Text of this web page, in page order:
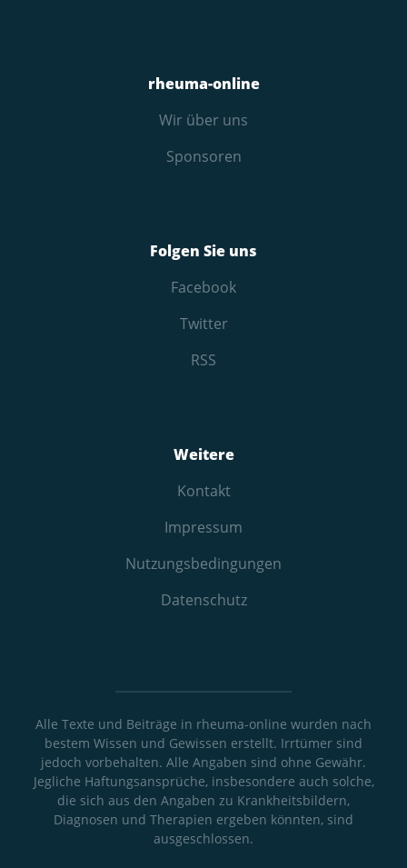
rheuma-online
Wir über uns
Sponsoren
Folgen Sie uns
Facebook
Twitter
RSS
Weitere
Kontakt
Impressum
Nutzungs­bedingungen
Datenschutz
Alle Texte und Beiträge in rheuma-online wurden nach
bestem Wissen und Gewissen erstellt. Irrtümer sind
jedoch vorbehalten. Alle Angaben sind ohne Gewähr.
Jegliche Haftungsansprüche, insbesondere auch solche,
die sich aus den Angaben zu Krankheitsbildern,
Diagnosen und Therapien ergeben könnten, sind
ausgeschlossen.